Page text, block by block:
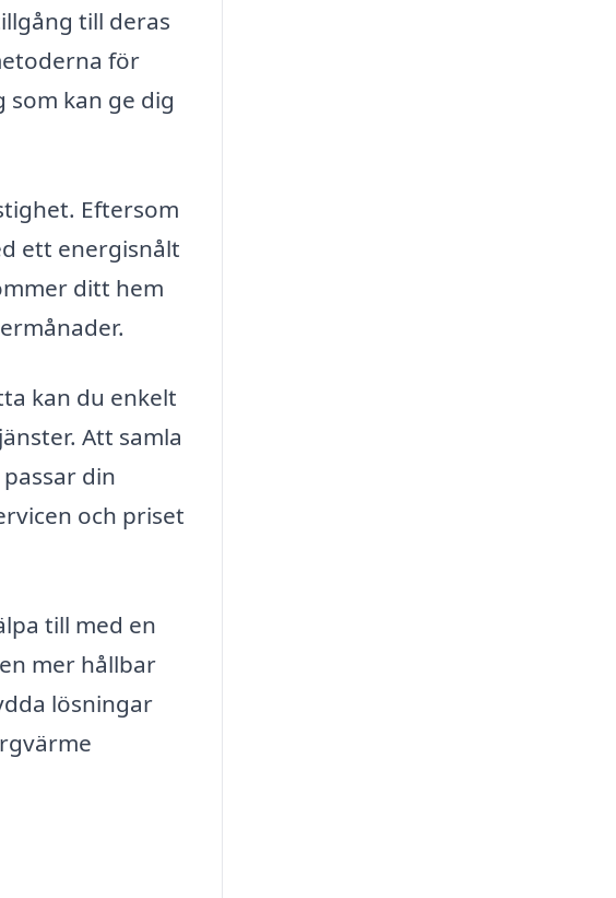
till deras
för
kan ge dig
Eftersom
ett energisnålt
ditt hem
kan du enkelt
Att samla
din
och priset
till med en
mer hållbar
lösningar